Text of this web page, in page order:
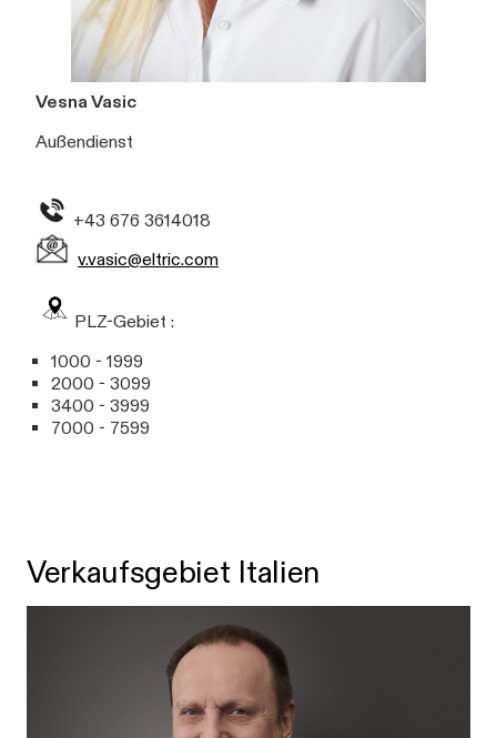
Vesna Vasic
Außendienst
+43 676 3614018
v.vasic@eltric.com
PLZ-Gebiet :
1000 - 1999
2000 - 3099
3400 - 3999
7000 - 7599
Verkaufsgebiet Italien